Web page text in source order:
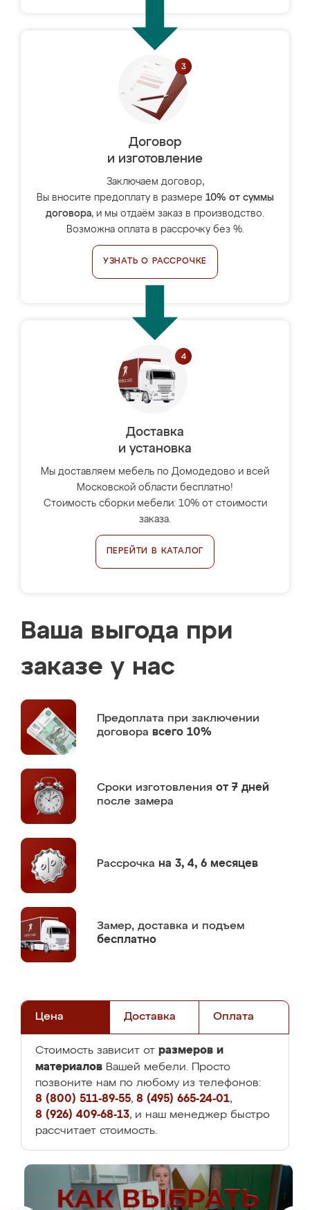
Договор
и изготовление
Заключаем договор,
Вы вносите предоплату в размере 10% от суммы
договора, и мы отдаём заказ в производство.
Возможна оплата в рассрочку без %.
УЗНАТЬ О РАССРОЧКЕ
Доставка
и установка
Мы доставляем мебель по Домодедово и всей
Московской области бесплатно!
Стоимость сборки мебели: 10% от стоимости
заказа.
ПЕРЕЙТИ В КАТАЛОГ
Ваша выгода при
заказе у нас
Предоплата при заключении
договора всего 10%
Сроки изготовления от 7 дней
после замера
Рассрочка на 3, 4, 6 месяцев
Замер, доставка и подъем
бесплатно
Цена Доставка Оплата
Стоимость зависит от размеров и
материалов Вашей мебели. Просто
позвоните нам по любому из телефонов:
8 (800) 511-89-55, 8 (495) 665-24-01,
8 (926) 409-68-13, и наш менеджер быстро
рассчитает стоимость.